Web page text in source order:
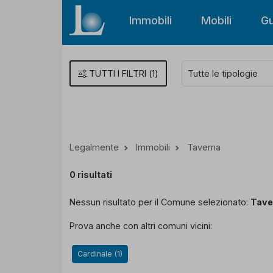
Immobili Mobili
TUTTI I FILTRI (1)
Legalmente Immobili Taverna
0 risultati
Nessun risultato per il Comune selezionato:
Prova anche con altri comuni vicini:
Cardinale (1)